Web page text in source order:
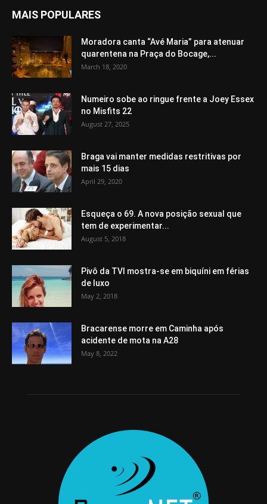
MAIS POPULARES
Moradora canta “Avé Maria” para atenuar
quarentena na Praça do Bocage,...
March 18, 2020
Numeiro sobe ao ringue frente a Joey Essex
no Misfits 22
August 27, 2025
Braga vai manter medidas restritivas por
mais 15 dias
April 29, 2020
Esqueça o 69. A nova posição sexual que
tem de experimentar...
August 5, 2018
Pivô da TVI mostra-se em biquíni em férias
de luxo
May 2, 2018
Bracarense morre em Caminha após
acidente de mota na A28
May 8, 2022